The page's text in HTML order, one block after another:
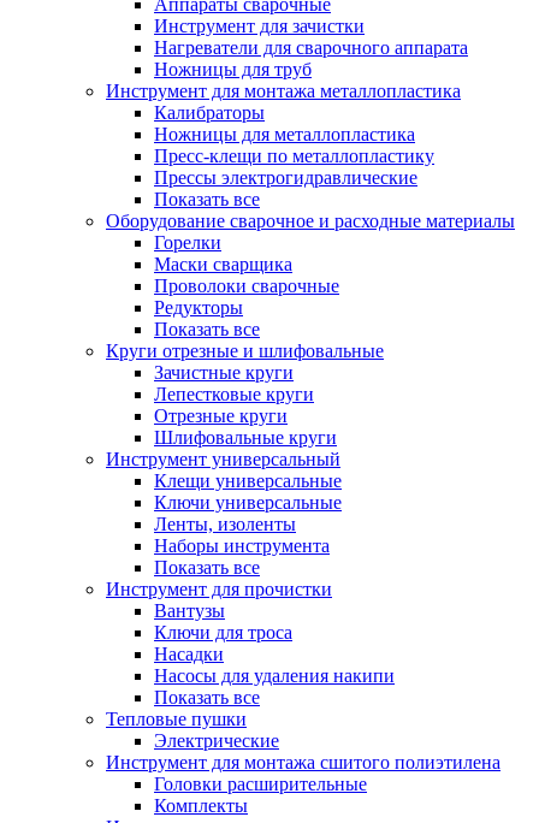
Аппараты сварочные
Инструмент для зачистки
Нагреватели для сварочного аппарата
Ножницы для труб
Инструмент для монтажа металлопластика
Калибраторы
Ножницы для металлопластика
Пресс-клещи по металлопластику
Прессы электрогидравлические
Показать все
Оборудование сварочное и расходные материалы
Горелки
Маски сварщика
Проволоки сварочные
Редукторы
Показать все
Круги отрезные и шлифовальные
Зачистные круги
Лепестковые круги
Отрезные круги
Шлифовальные круги
Инструмент универсальный
Клещи универсальные
Ключи универсальные
Ленты, изоленты
Наборы инструмента
Показать все
Инструмент для прочистки
Вантузы
Ключи для троса
Насадки
Насосы для удаления накипи
Показать все
Тепловые пушки
Электрические
Инструмент для монтажа сшитого полиэтилена
Головки расширительные
Комплекты